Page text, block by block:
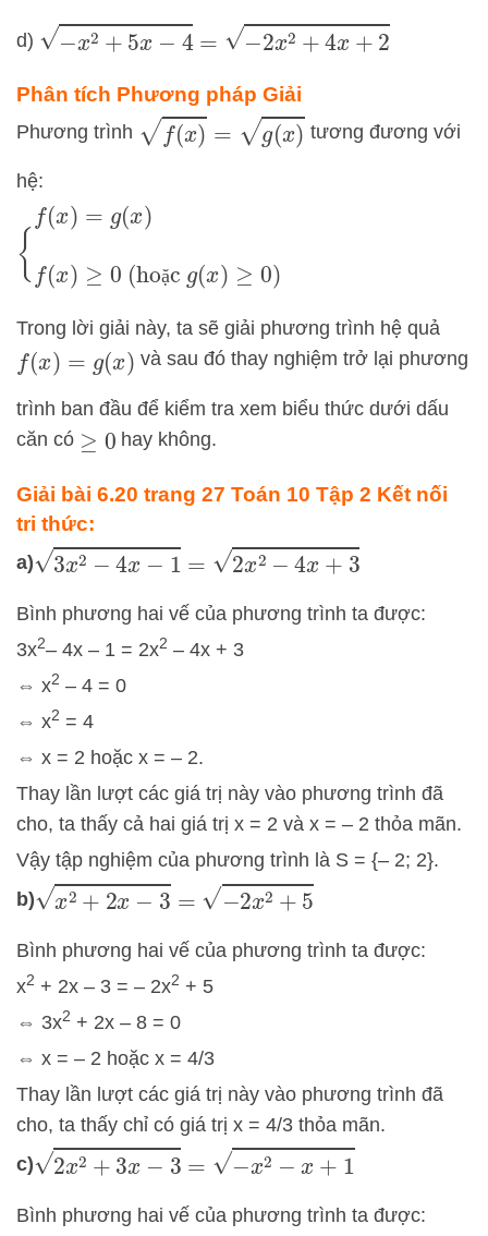
d) −x2+5 x−4= −2x 2+ 4x+2
Phân tích Phương pháp Giải
Phương trình f(x )=g( x) tương đương với
hệ:
ặ
f(x)=g (x )f(x)≥
Trong lời giải này, ta sẽ giải phương trình hệ quả
f(x)= g( x) và sau đó thay nghiệm trở lại phương
trình ban đầu để kiểm tra xem biểu thức dưới dấu
căn có ≥0 hay không.
Giải bài 6.20 trang 27 Toán 10 Tập 2 Kết nối
tri thức:
a)3x2− 4x −1=2 x 2− 4x+3
Bình phương hai vế của phương trình ta được:
3x2– 4x – 1 = 2x2 – 4x + 3
⇔ x2 – 4 = 0
⇔ x2 = 4
⇔ x = 2 hoặc x = – 2.
Thay lần lượt các giá trị này vào phương trình đã
cho, ta thấy cả hai giá trị x = 2 và x = – 2 thỏa mãn.
Vậy tập nghiệm của phương trình là S = {– 2; 2}.
b)x2+2x −3=− 2x2+5
Bình phương hai vế của phương trình ta được:
x2 + 2x – 3 = – 2x2 + 5
⇔ 3x2 + 2x – 8 = 0
⇔ x = – 2 hoặc x = 4/3
Thay lần lượt các giá trị này vào phương trình đã
cho, ta thấy chỉ có giá trị x = 4/3 thỏa mãn.
c)2x2+ 3x −3=− x2− x+1
Bình phương hai vế của phương trình ta được: